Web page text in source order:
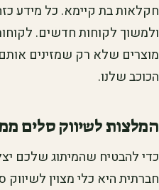
חקלאות בת קיימא. כל מידע
ולמשוך לקוחות חדשים.
מוצרים שלא רק שמזינים
הכוכב שלנו.
המלצות לשיווק סלים
כדי להבטיח שהמיתוג שלכם
חברתית היא כלי מצוין לשיווק